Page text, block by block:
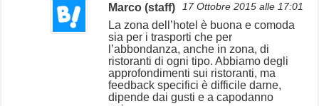
Marco (staff) 17 Ottobre 2015 alle 17:01
La zona dell’hotel è buona e comoda
sia per i trasporti che per
l’abbondanza, anche in zona, di
ristoranti di ogni tipo. Abbiamo degli
approfondimenti sui ristoranti, ma
feedback specifici è difficile darne,
dipende dai gusti e a capodanno